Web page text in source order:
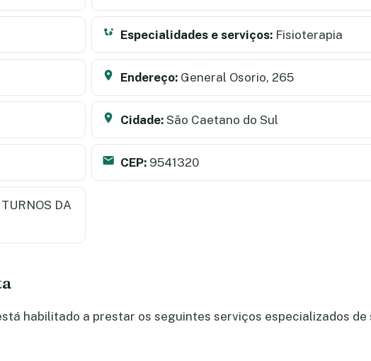
Especialidades e serviços: Fisioterapia
Endereço: General Osorio, 265
Cidade: São Caetano do Sul
CEP: 9541320
DA
habilitado a prestar os seguintes serviços especializados de